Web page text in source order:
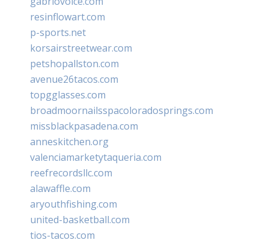
resinflowart.com
p-sports.net
korsairstreetwear.com
petshopallston.com
avenue26tacos.com
topgglasses.com
broadmoornailsspacoloradosprings.com
missblackpasadena.com
anneskitchen.org
valenciamarketytaqueria.com
reefrecordsllc.com
alawaffle.com
aryouthfishing.com
united-basketball.com
tios-tacos.com